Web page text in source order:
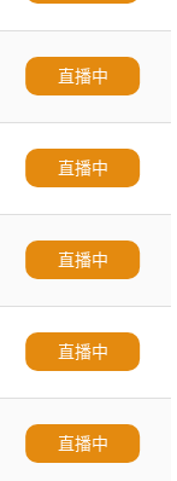
直播中
直播中
直播中
直播中
直播中